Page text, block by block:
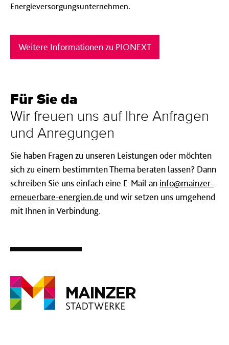
Energieversorgungsunternehmen.
Weitere Informationen zu PIONEXT
Für Sie da
Wir freuen uns auf Ihre Anfragen
und Anregungen
Sie haben Fragen zu unseren Leistungen oder möchten
sich zu einem bestimmten Thema beraten lassen? Dann
schreiben Sie uns einfach eine E-Mail an info@mainzer-
erneuerbare-energien.de und wir setzen uns umgehend
mit Ihnen in Verbindung.